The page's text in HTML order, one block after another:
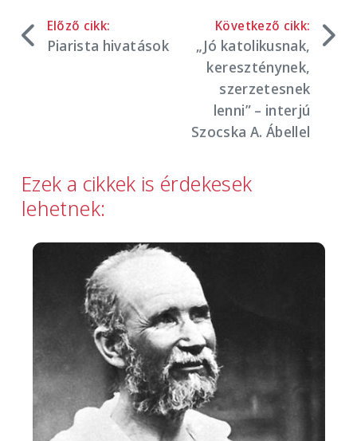
Előző cikk:
Piarista hivatások
Következő cikk:
„Jó katolikusnak,
kereszténynek,
szerzetesnek
lenni” – interjú
Szocska A. Ábellel
Ezek a cikkek is érdekesek
lehetnek:
Image